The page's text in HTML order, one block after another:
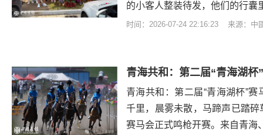
的小客人整装待发，他们的行囊
时间：2026-07-24 22:16:23 来源：中
青海共和：第二届“青海湖杯
青海共和：第二届“青海湖杯”
千里，晨雾未散，马蹄声已踏碎
赛马会正式鸣枪开赛。来自青海